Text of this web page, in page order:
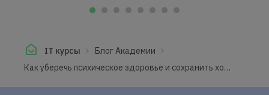
IT курсы
Блог Академии
Как уберечь психическое здоровье и сохранить холодный ум во время войны?